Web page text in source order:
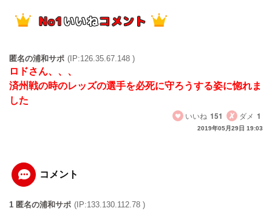
匿名の浦和サポ (IP:126.35.67.148 )
ロドさん、、、
済州戦の時のレッズの選手を必死に守ろうする姿に惚れま
した
いいね 151 ダメ 1
2019年05月29日 19:03
コメント
1 匿名の浦和サポ (IP:133.130.112.78 )